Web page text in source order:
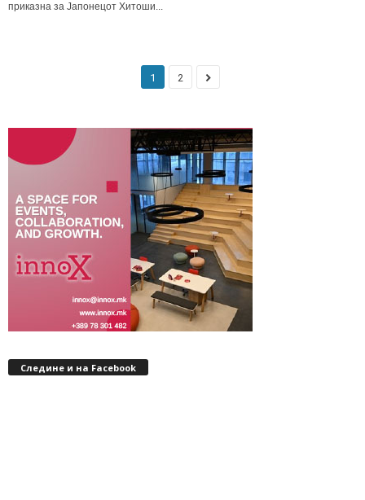
приказна за Јапонецот Хитоши...
1 2
Следине и на Facebook